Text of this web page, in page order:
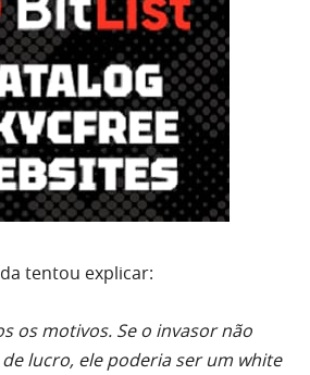
tentou explicar:
os motivos. Se o invasor não
lucro, ele poderia ser um white